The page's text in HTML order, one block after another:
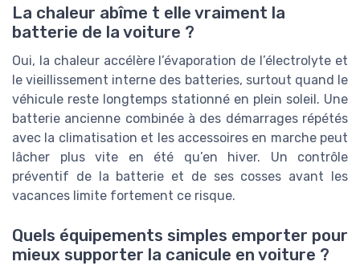
La chaleur abîme t elle vraiment la
batterie de la voiture ?
Oui, la chaleur accélère l’évaporation de l’électrolyte et
le vieillissement interne des batteries, surtout quand le
véhicule reste longtemps stationné en plein soleil. Une
batterie ancienne combinée à des démarrages répétés
avec la climatisation et les accessoires en marche peut
lâcher plus vite en été qu’en hiver. Un contrôle
préventif de la batterie et de ses cosses avant les
vacances limite fortement ce risque.
Quels équipements simples emporter pour
mieux supporter la canicule en voiture ?